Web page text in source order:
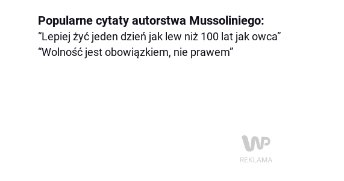
Popularne cytaty autorstwa Mussoliniego:
“Lepiej żyć jeden dzień jak lew niż 100 lat jak owca”
“Wolność jest obowiązkiem, nie prawem”